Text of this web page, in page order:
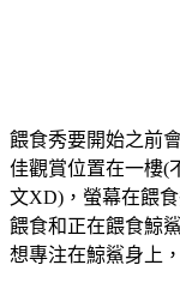
餵食秀要開始之前
佳觀賞位置在一樓(
文XD)，螢幕在餵
餵食和正在餵食鯨
想專注在鯨鯊身上